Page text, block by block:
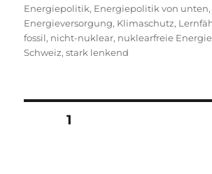
Energiepolitik, Energiepolitik von unten,
Energieversorgung, Klimaschutz,
fossil, nicht-nuklear, nuklearfreie
Schweiz,stark lenkend
SEITE1